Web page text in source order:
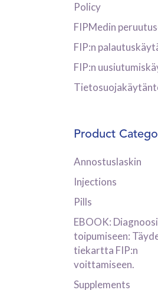
Policy
FIPMedin
FIP:n
FIP:n
Product
Annostuslaskin
Injections
Pills
EBOOK:
toipumiseen:
tiekartta FIP:n
voittamiseen.
Supplements